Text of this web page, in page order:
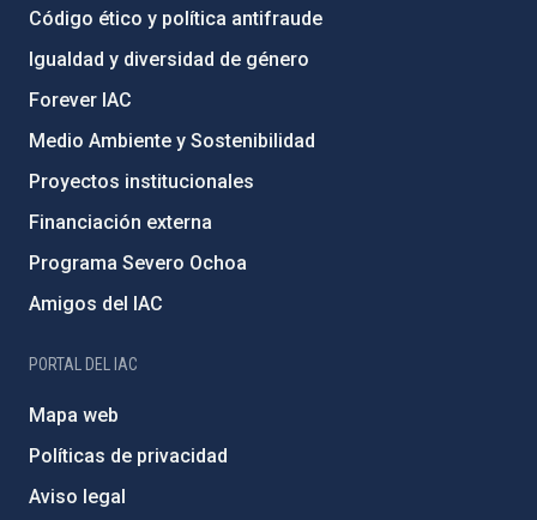
Código ético y política antifraude
Igualdad y diversidad de género
Forever IAC
Medio Ambiente y Sostenibilidad
Proyectos institucionales
Financiación externa
Programa Severo Ochoa
Amigos del IAC
PORTAL DEL IAC
Mapa web
Políticas de privacidad
Aviso legal